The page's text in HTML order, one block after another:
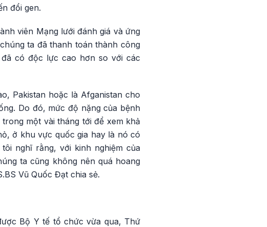
đổi gen.
viên Mạng lưới đánh giá và ứng
ta đã thanh toán thành công
có độc lực cao hơn so với các
Pakistan hoặc là Afganistan cho
Do đó, mức độ nặng của bệnh
một vài tháng tới để xem khả
ở khu vực quốc gia hay là nó có
nghĩ rằng, với kinh nghiệm của
ta cũng không nên quá hoang
Vũ Quốc Đạt chia sẻ.
Bộ Y tế tổ chức vừa qua, Thứ